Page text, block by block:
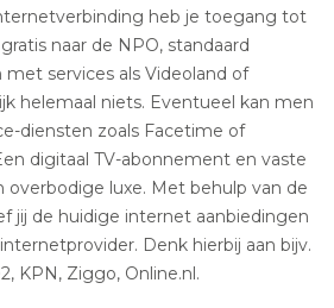
heb je toegang tot
naar de NPO, standaard
services als Videoland of
helemaal niets. Eventueel kan men
diensten zoals Facetime of
digitaal TV-abonnement en vaste
overbodige luxe. Met behulp van de
jij de huidige internet aanbiedingen
Denk hierbij aan bijv.
KPN, Ziggo, Online.nl.